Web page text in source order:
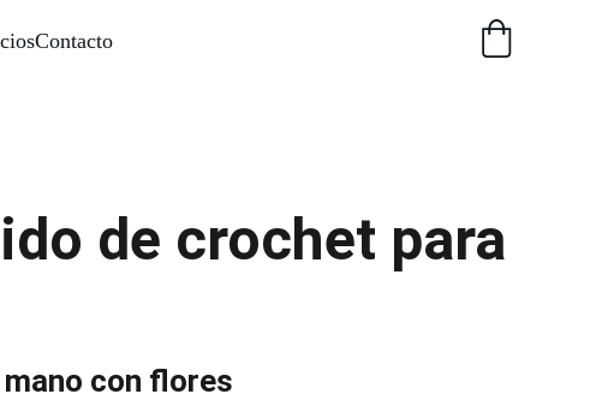
Contacto
de crochet para
mano con flores